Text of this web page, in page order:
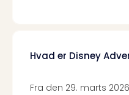
Hvad er Disney
Fra den 29. marts